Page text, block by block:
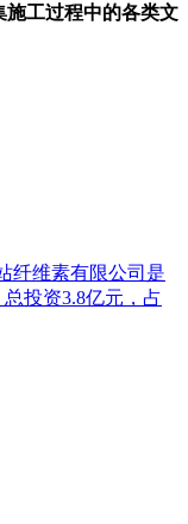
施工过程中的各类文
纤维素有限公司是
投资3.8亿元，占